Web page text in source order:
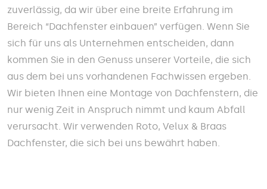
zuverlässig, da wir über eine breite Erfahrung im
Bereich “Dachfenster einbauen” verfügen. Wenn Sie
sich für uns als Unternehmen entscheiden, dann
kommen Sie in den Genuss unserer Vorteile, die sich
aus dem bei uns vorhandenen Fachwissen ergeben.
Wir bieten Ihnen eine Montage von Dachfenstern, die
nur wenig Zeit in Anspruch nimmt und kaum Abfall
verursacht. Wir verwenden Roto, Velux & Braas
Dachfenster, die sich bei uns bewährt haben.